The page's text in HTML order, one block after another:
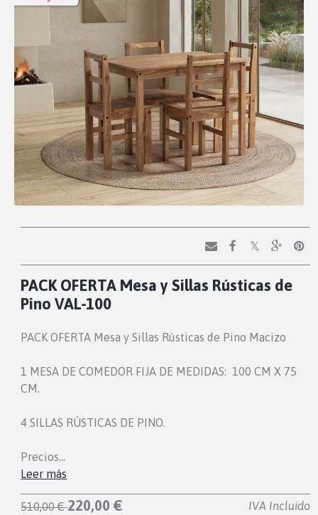
PACK OFERTA Mesa y Sillas Rústicas de
Pino VAL-100
PACK OFERTA Mesa y Sillas Rústicas de Pino Macizo
1 MESA DE COMEDOR FIJA DE MEDIDAS: 100 CM X 75
CM.
4 SILLAS RÚSTICAS DE PINO.
Precios…
Leer más
510,00 €220,00 € IVA Incluido